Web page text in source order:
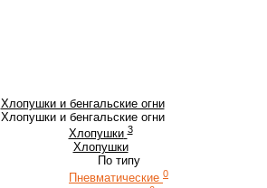
Хлопушки и бенгальские огни
Хлопушки и бенгальские огни
Хлопушки 3
Хлопушки
По типу
Пневматические 0